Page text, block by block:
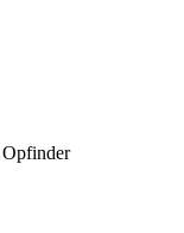
Opfinder